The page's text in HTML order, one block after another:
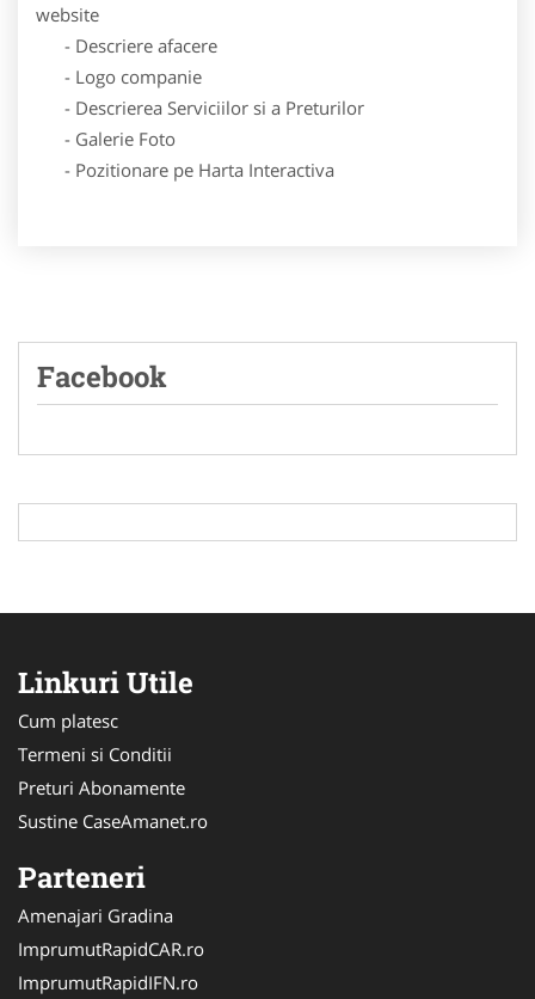
website
- Descriere afacere
- Logo companie
- Descrierea Serviciilor si a Preturilor
- Galerie Foto
- Pozitionare pe Harta Interactiva
Facebook
Linkuri Utile
Cum platesc
Termeni si Conditii
Preturi Abonamente
Sustine CaseAmanet.ro
Parteneri
Amenajari Gradina
ImprumutRapidCAR.ro
ImprumutRapidIFN.ro